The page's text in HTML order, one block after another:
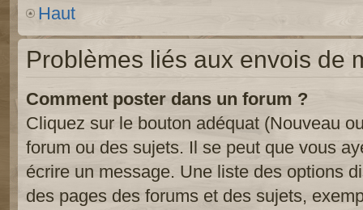
Haut
Problèmes liés aux envois de
Comment poster dans un forum ?
Cliquez sur le bouton adéquat (Nouveau
forum ou des sujets. Il se peut que vous
écrire un message. Une liste des options
des pages des forums et des sujets,